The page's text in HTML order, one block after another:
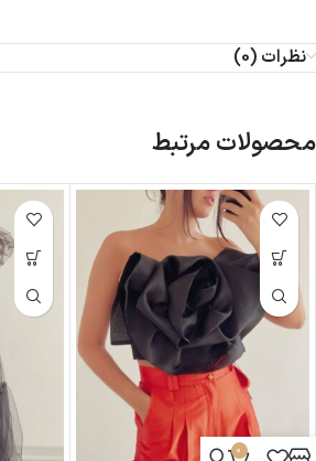
نظرات (0)
محصولات مرتبط
0